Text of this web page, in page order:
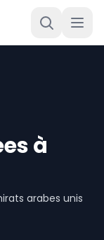
à
arabes unis